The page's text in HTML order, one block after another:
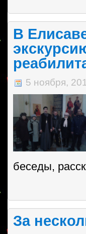
В
5 ноября,
беседы,
За